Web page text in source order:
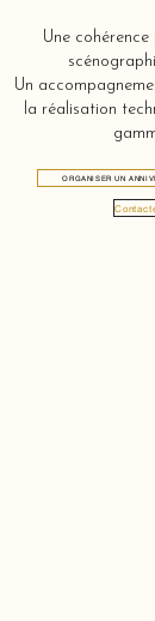
Une
Un
la réalisation
ORGANISER UN